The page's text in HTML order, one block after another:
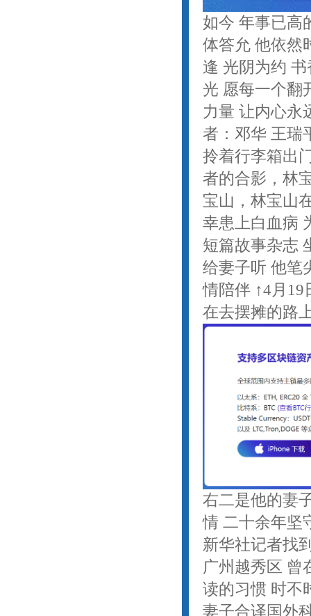
如今 年事已高
体答允 他依然
逢 光阴为约
光 愿每一个翻
力量 让内心永
者：邓华 王瑞
拎着行李箱出
者的合影，林
宝山，林宝山
幸患上白血病
短篇故事杂志
给妻子听 他笔
情陪伴 ↑4月19
在去摆摊的路
右二是他的妻
情 二十余年坚
新华社记者找
广州越秀区 曾
读的习惯 时不
妻子合译国外